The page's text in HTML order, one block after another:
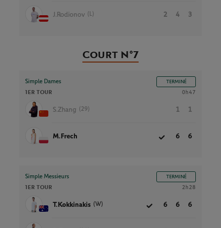
J.Rodionov (L) 2 4 3
Court N°7
Simple Dames TERMINÉ
1ER TOUR 0h47
S.Zhang (29) 1 1
M.Frech 6 6
Simple Messieurs TERMINÉ
1ER TOUR 2h28
T.Kokkinakis (W) 6 6 6